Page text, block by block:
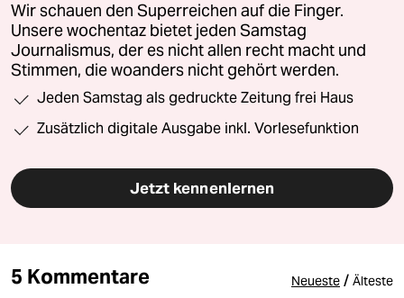
Wir schauen den Superreichen auf die Finger.
Unsere wochentaz bietet jeden Samstag
Journalismus, der es nicht allen recht macht und
Stimmen, die woanders nicht gehört werden.
Jeden Samstag als gedruckte Zeitung frei Haus
Zusätzlich digitale Ausgabe inkl. Vorlesefunktion
Jetzt kennenlernen
5 Kommentare Neueste / Älteste